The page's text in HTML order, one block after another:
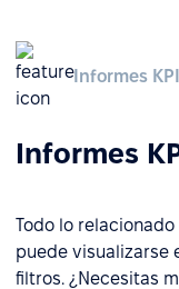
Informes
Informes
Todo lo
puede visualizarse
filtros. ¿Necesitas